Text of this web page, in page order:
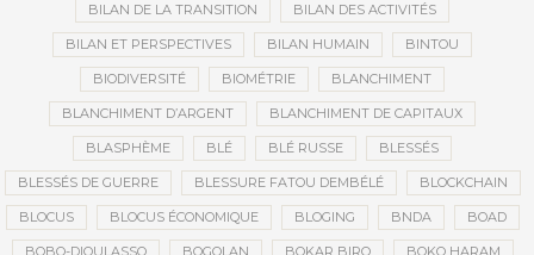
BILAN DE LA TRANSITION BILAN DES ACTIVITÉS
BILAN ET PERSPECTIVES BILAN HUMAIN BINTOU
BIODIVERSITÉ BIOMÉTRIE BLANCHIMENT
BLANCHIMENT D’ARGENT BLANCHIMENT DE CAPITAUX
BLASPHÈME BLÉ BLÉ RUSSE BLESSÉS
BLESSÉS DE GUERRE BLESSURE FATOU DEMBÉLÉ BLOCKCHAIN
BLOCUS BLOCUS ÉCONOMIQUE BLOGING BNDA BOAD
BOBO-DIOULASSO BOGOLAN BOKAR BIRO BOKO HARAM